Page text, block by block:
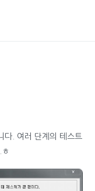
다. 여러 단계의 테스트